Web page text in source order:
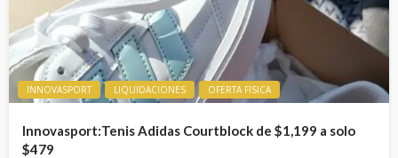
INNOVASPORT LIQUIDACIONES OFERTA FISICA
Innovasport:Tenis Adidas Courtblock de $1,199 a solo
$479